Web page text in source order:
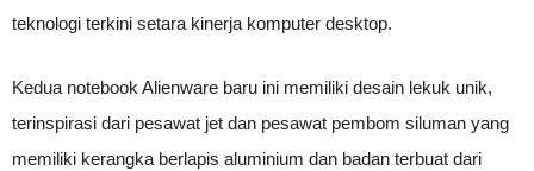
teknologi terkini setara kinerja komputer desktop.
Kedua notebook Alienware baru ini memiliki desain lekuk unik,
terinspirasi dari pesawat jet dan pesawat pembom siluman yang
memiliki kerangka berlapis aluminium dan badan terbuat dari